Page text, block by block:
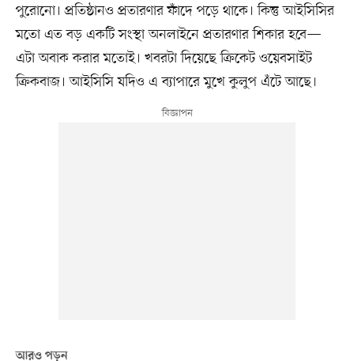
পুরোনো। প্রতিষ্ঠানও প্রতারণার ফাঁদে পড়ে থাকে। কিন্তু আইসিসির
মতো এত বড় একটি সংস্থা অনলাইনে প্রতারণার শিকার হবে—
এটা অবাক করার মতোই। খবরটা দিয়েছে ক্রিকেট ওয়েবসাইট
ক্রিকবাজ। আইসিসি যদিও এ ব্যাপারে মুখে কুলুপ এঁটে আছে।
আরও পড়ুন